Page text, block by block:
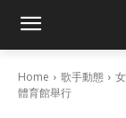
Home 歌手動態
體育館舉行